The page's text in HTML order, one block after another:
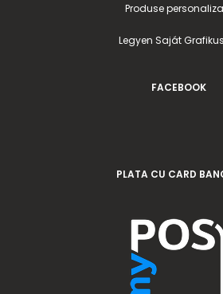
Produse
Legyen Saját
FACEBOOK
PLATA CU CARD